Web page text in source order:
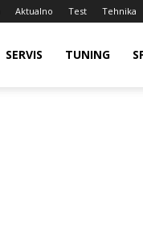
Aktualno Test Tehnika
SERVIS TUNING